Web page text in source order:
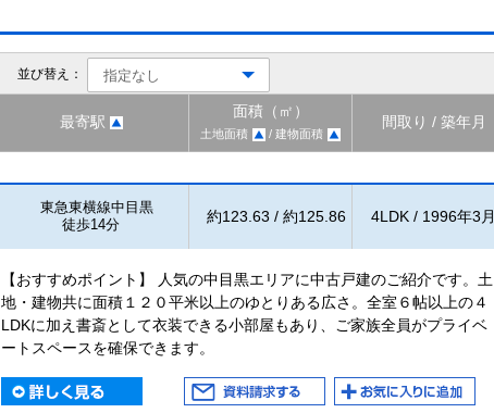
並び替え：
最寄駅
面積（㎡）
土地面積 / 建物面積
間取り / 築年月
東急東横線中目黒
徒歩14分
約123.63 / 約125.86 4LDK / 1996年3月
【おすすめポイント】 人気の中目黒エリアに中古戸建のご紹介です。土
地・建物共に面積１２０平米以上のゆとりある広さ。全室６帖以上の４
LDKに加え書斎として衣装できる小部屋もあり、ご家族全員がプライベ
ートスペースを確保できます。